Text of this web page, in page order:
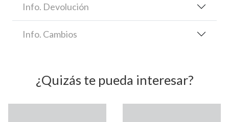
Info. Devolución
Info. Cambios
¿Quizás te pueda interesar?